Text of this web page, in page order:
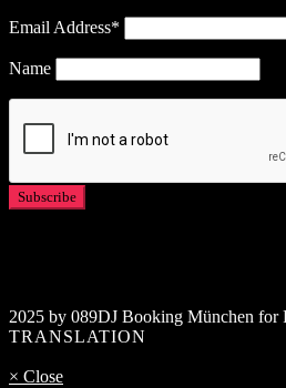
Email Address*
Name
2025 by 089DJ Booking München for
TRANSLATION
× Close